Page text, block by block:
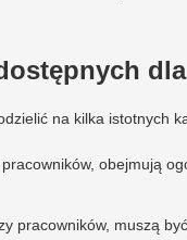
na kilka istotnych
obejmują
pracowników, muszą